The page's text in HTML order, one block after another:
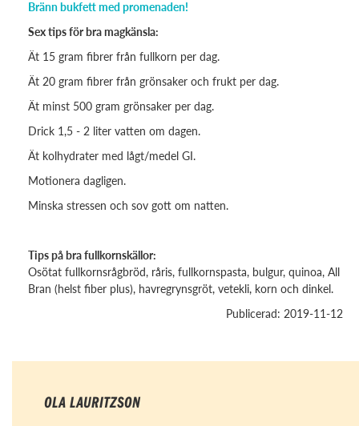
Bränn bukfett med promenaden!
Sex tips för bra magkänsla:
Ät 15 gram fibrer från fullkorn per dag.
Ät 20 gram fibrer från grönsaker och frukt per dag.
Ät minst 500 gram grönsaker per dag.
Drick 1,5 - 2 liter vatten om dagen.
Ät kolhydrater med lågt/medel GI.
Motionera dagligen.
Minska stressen och sov gott om natten.
Tips på bra fullkornskällor:
Osötat fullkornsrågbröd, råris, fullkornspasta, bulgur, quinoa, All
Bran (helst fiber plus), havregrynsgröt, vetekli, korn och dinkel.
Publicerad: 2019-11-12
OLA LAURITZSON